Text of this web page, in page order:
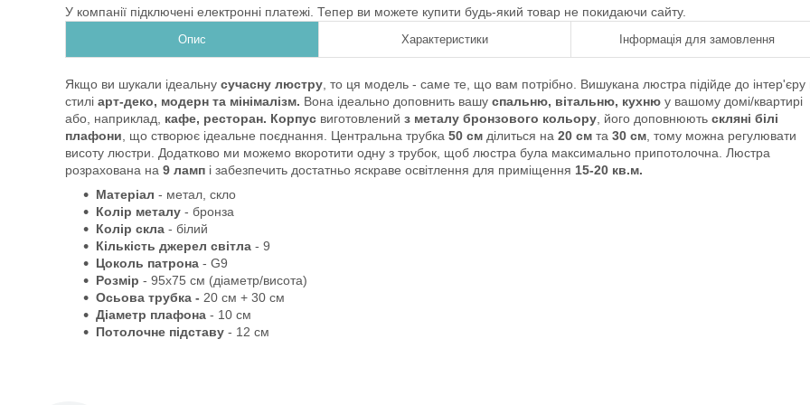
У компанії підключені електронні платежі. Тепер ви можете купити будь-який товар не покидаючи сайту.
Опис Характеристики Інформація для замовлення
Якщо ви шукали ідеальну сучасну люстру , то ця модель - саме те, що вам потрібно. Вишукана люстра підійде до інтер'єру
стилі арт-деко, модерн та мінімалізм. Вона ідеально доповнить вашу спальню, вітальню, кухню у вашому домі/квартирі
або, наприклад, кафе, ресторан. Корпус виготовлений з металу бронзового кольору , його доповнюють скляні білі
плафони , що створює ідеальне поєднання. Центральна трубка 50 см ділиться на 20 см та 30 см , тому можна регулювати
висоту люстри. Додатково ми можемо вкоротити одну з трубок, щоб люстра була максимально припотолочна. Люстра
розрахована на 9 ламп і забезпечить достатньо яскраве освітлення для приміщення 15-20 кв.м.
Матеріал - метал, скло
Колір металу - бронза
Колір скла - білий
Кількість джерел світла - 9
Цоколь патрона - G9
Розмір - 95х75 см (діаметр/висота)
Осьова трубка - 20 см + 30 см
Діаметр плафона - 10 см
Потолочне підставу - 12 см